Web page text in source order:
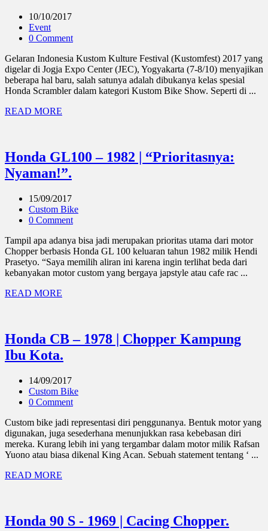
10/10/2017
Event
0 Comment
Gelaran Indonesia Kustom Kulture Festival (Kustomfest) 2017 yang
digelar di Jogja Expo Center (JEC), Yogyakarta (7-8/10) menyajikan
beberapa hal baru, salah satunya adalah dibukanya kelas spesial
Honda Scrambler dalam kategori Kustom Bike Show. Seperti di ...
READ MORE
Honda GL100 – 1982 | “Prioritasnya:
Nyaman!”.
15/09/2017
Custom Bike
0 Comment
Tampil apa adanya bisa jadi merupakan prioritas utama dari motor
Chopper berbasis Honda GL 100 keluaran tahun 1982 milik Hendi
Prasetyo. “Saya memilih aliran ini karena ingin terlihat beda dari
kebanyakan motor custom yang bergaya japstyle atau cafe rac ...
READ MORE
Honda CB – 1978 | Chopper Kampung
Ibu Kota.
14/09/2017
Custom Bike
0 Comment
Custom bike jadi representasi diri penggunanya. Bentuk motor yang
digunakan, juga sesederhana menunjukkan rasa kebebasan diri
mereka. Kurang lebih ini yang tergambar dalam motor milik Rafsan
Yuono atau biasa dikenal King Acan. Sebuah statement tentang ‘ ...
READ MORE
Honda 90 S - 1969 | Cacing Chopper.